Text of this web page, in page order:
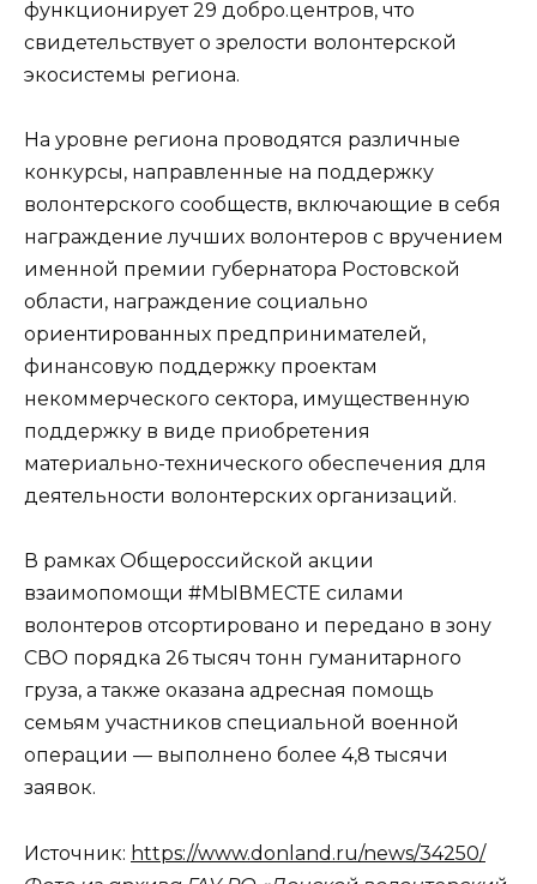
функционирует 29 добро.центров, что
свидетельствует о зрелости волонтерской
экосистемы региона.
На уровне региона проводятся различные
конкурсы, направленные на поддержку
волонтерского сообществ, включающие в себя
награждение лучших волонтеров с вручением
именной премии губернатора Ростовской
области, награждение социально
ориентированных предпринимателей,
финансовую поддержку проектам
некоммерческого сектора, имущественную
поддержку в виде приобретения
материально-технического обеспечения для
деятельности волонтерских организаций.
В рамках Общероссийской акции
взаимопомощи #МЫВМЕСТЕ силами
волонтеров отсортировано и передано в зону
СВО порядка 26 тысяч тонн гуманитарного
груза, а также оказана адресная помощь
семьям участников специальной военной
операции — выполнено более 4,8 тысячи
заявок.
Источник: https://www.donland.ru/news/34250/